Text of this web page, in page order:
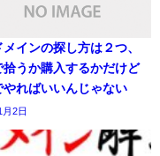
インの探し方は２つ、
拾うか購入するかだけど
やればいいんじゃない
2日